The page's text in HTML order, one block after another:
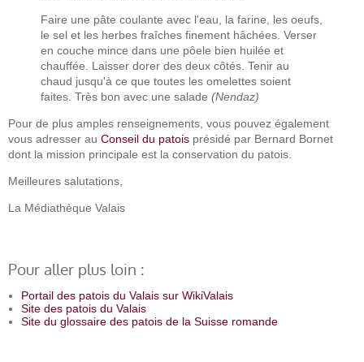
Faire une pâte coulante avec l'eau, la farine, les oeufs,
le sel et les herbes fraîches finement hâchées. Verser
en couche mince dans une pôele bien huilée et
chauffée. Laisser dorer des deux côtés. Tenir au
chaud jusqu'à ce que toutes les omelettes soient
faites. Très bon avec une salade (Nendaz)
Pour de plus amples renseignements, vous pouvez également
vous adresser au Conseil du patois présidé par Bernard Bornet
dont la mission principale est la conservation du patois.
Meilleures salutations,
La Médiathèque Valais
Pour aller plus loin :
Portail des patois du Valais sur WikiValais
Site des patois du Valais
Site du glossaire des patois de la Suisse romande